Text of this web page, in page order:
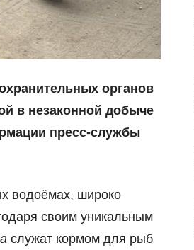
органов
в незаконной добыче
пресс-службы
водоёмах, широко
своим уникальным
служат кормом для рыб